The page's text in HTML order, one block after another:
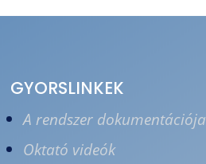
GYORSLINKEK
A rendszer dokumentációja
Oktató videók